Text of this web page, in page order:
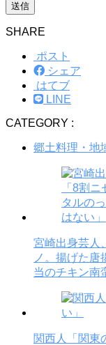
SHARE
ポスト
シェア
はてブ
LINE
CATEGORY :
郷土料理・地
宮崎出身芸人
ノ。揚げた
当のチキン南
関西人「関東